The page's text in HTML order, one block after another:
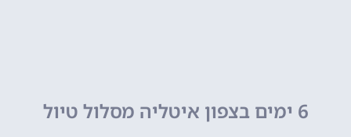
6 ימים בצפון איטליה מסלול טיול